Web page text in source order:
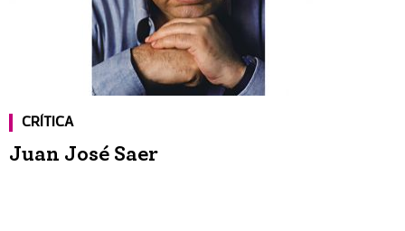
CRÍTICA
Juan José Saer